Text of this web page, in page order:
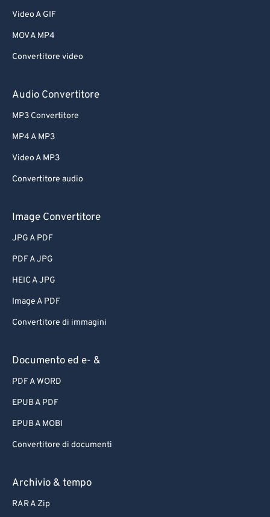
Video A GIF
MOV A MP4
Convertitore video
Audio Convertitore
MP3 Convertitore
MP4 A MP3
Video A MP3
Convertitore audio
Image Convertitore
JPG A PDF
PDF A JPG
HEIC A JPG
Image A PDF
Convertitore di immagini
Documento ed e- &
PDF A WORD
EPUB A PDF
EPUB A MOBI
Convertitore di documenti
Archivio & tempo
RAR A Zip